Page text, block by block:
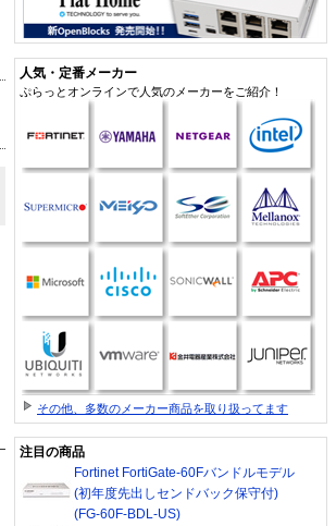
人気・定番メーカー
ぷらっとオンラインで人気のメーカーをご紹介！
その他、多数のメーカー商品を取り扱ってます
注目の商品
Fortinet FortiGate-60Fバンドルモデル
(初年度先出しセンドバック保守付)
(FG-60F-BDL-US)